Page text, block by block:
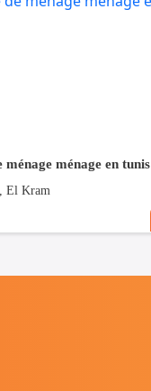
ménage ménage en tunis
El Kram